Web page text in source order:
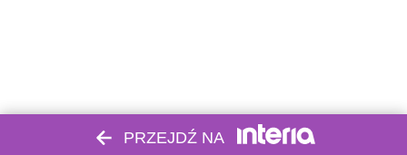
PRZEJDŹ NA